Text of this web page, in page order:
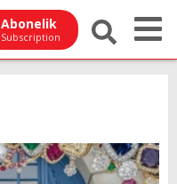
Abonelik
Subscription